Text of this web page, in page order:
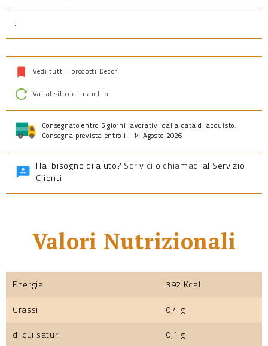
.
Vedi tutti i prodotti Decorì
Vai al sito del marchio
Consegnato entro 5 giorni lavorativi dalla data di acquisto.
Consegna prevista entro il: 14 Agosto 2026
Hai bisogno di aiuto? Scrivici o chiamaci al Servizio
Clienti
Valori Nutrizionali
Energia
392 Kcal
Grassi
0,4 g
di cui saturi
0,1 g